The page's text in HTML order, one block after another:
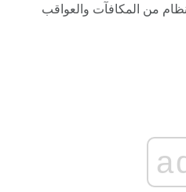
من المكافآت والعواقب